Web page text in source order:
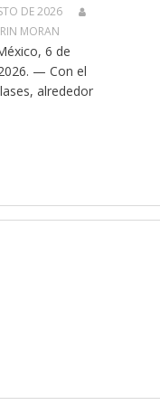
DE 2026
MORAN
6 de
— Con el
alrededor